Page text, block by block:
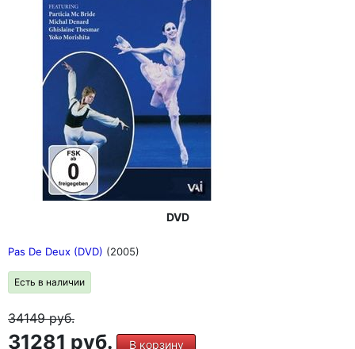
DVD
Pas De Deux (DVD) (2005)
Есть в наличии
34149руб.
31281 руб. В корзину